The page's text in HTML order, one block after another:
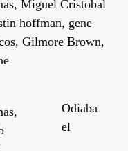
Odiaba
el